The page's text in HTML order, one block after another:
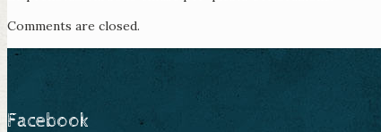
Comments are closed.
Facebook